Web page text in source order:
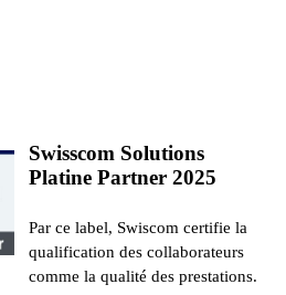
Swisscom Solutions
Platine Partner 2025
Par ce label, Swiscom certifie la
qualification des collaborateurs
comme la qualité des prestations.